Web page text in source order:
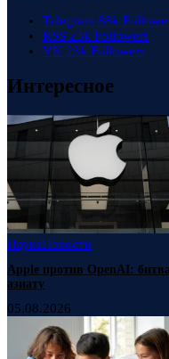
Telegram 88k
RSS 23k Followers
VK 23k Followers
Интересное
НаукаНовости
Apple против OpenAI:
азиату
05.08.2026